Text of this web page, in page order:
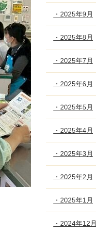
・2025年9月
・2025年8月
・2025年7月
・2025年6月
・2025年5月
・2025年4月
・2025年3月
・2025年2月
・2025年1月
・2024年12月